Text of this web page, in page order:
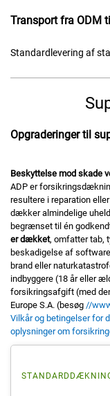
Transport fra ODM
Standardlevering af
Opgraderinger til
Beskyttelse mod skade
ADP er
resultere i reparation
dækker almindelige
begrænset til én
er dækket, omfatter tab,
beskadigelse af
brand eller
indbyggere (18 år eller
forsikringsafgift (med
Europe S.A. (besøg //
Vilkår og betingelser for
oplysninger om